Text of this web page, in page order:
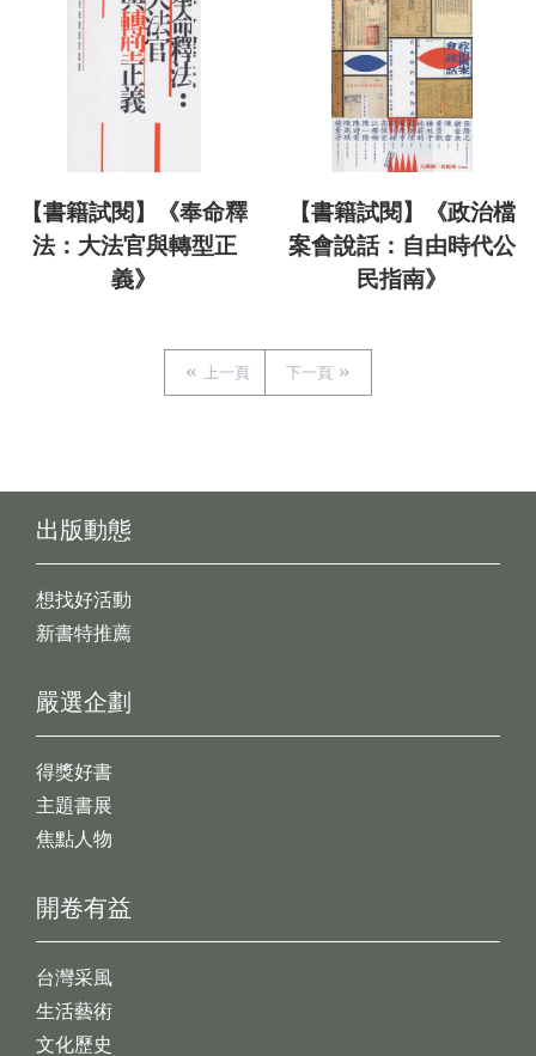
【書籍試閱】《奉命釋
法：大法官與轉型正
義》
【書籍試閱】《政治檔
案會說話：自由時代公
民指南》
上一頁 下一頁
出版動態
想找好活動
新書特推薦
開卷有益
台灣采風
生活藝術
文化歷史
嚴選企劃
得獎好書
主題書展
焦點人物